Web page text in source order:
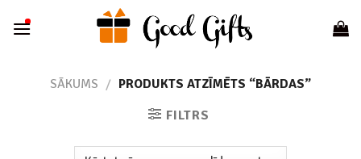
SĀKUMS / PRODUKTS ATZĪMĒTS “BĀRDAS”
FILTRS